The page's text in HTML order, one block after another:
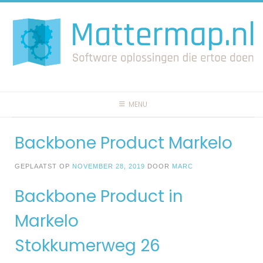
naar
inhoud
MENU
Backbone Product Markelo
GEPLAATST OP NOVEMBER 28, 2019 DOOR MARC
Backbone Product in
Markelo
Stokkumerweg 26